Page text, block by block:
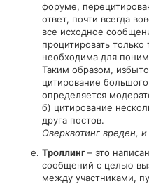
форуме,
ответ, почти всегда
все исходное
процитировать только
необходима для
Таким образом,
цитирование
определяется
б) цитирование
друга постов.
Оверквотинг вреден, и
Троллинг– это
сообщений с целью
между участниками,